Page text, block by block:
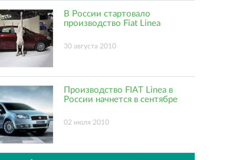
В России стартовало
производство Fiat Linea
30 августа 2010
Производство FIAT Linea в
России начнется в сентябре
02 июля 2010